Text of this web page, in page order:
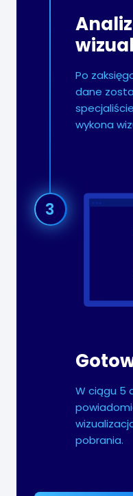
Po
dane
wykona
3
W ciągu 5
pobrania.